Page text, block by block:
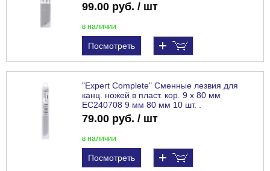
99.00 руб. / шт
в наличии
Посмотреть
"Expert Complete" Сменные лезвия для
канц. ножей в пласт. кор. 9 х 80 мм
EC240708 9 мм 80 мм 10 шт. .
79.00 руб. / шт
в наличии
Посмотреть